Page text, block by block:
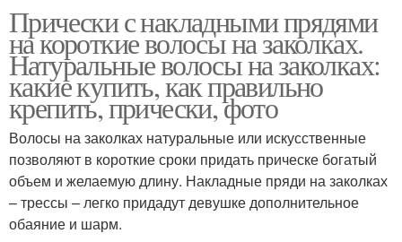
Прически с накладными прядями
на короткие волосы на заколках.
Натуральные волосы на заколках:
какие купить, как правильно
крепить, прически, фото
Волосы на заколках натуральные или искусственные
позволяют в короткие сроки придать прическе богатый
объем и желаемую длину. Накладные пряди на заколках
– трессы – легко придадут девушке дополнительное
обаяние и шарм.